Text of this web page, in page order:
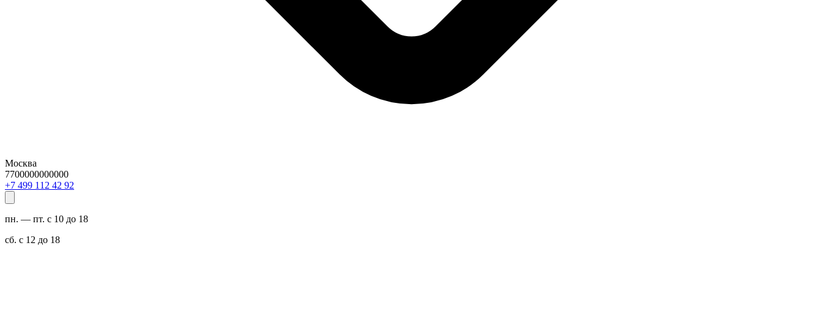
Москва
7700000000000
29 24 211 994 7+
пн. — пт. с 10 до 18
сб. с 12 до 18